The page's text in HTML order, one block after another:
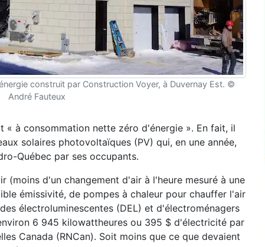
construit par Construction Voyer, à Duvernay Est. ©
André Fauteux
à consommation nette zéro d'énergie ». En fait, il
solaires photovoltaïques (PV) qui, en une année,
Québec par ses occupants.
d'un changement d'air à l'heure mesuré à une
émissivité, de pompes à chaleur pour chauffer l'air
électroluminescentes (DEL) et d'électroménagers
6 945 kilowattheures ou 395 $ d'électricité par
Canada (RNCan). Soit moins que ce que devaient